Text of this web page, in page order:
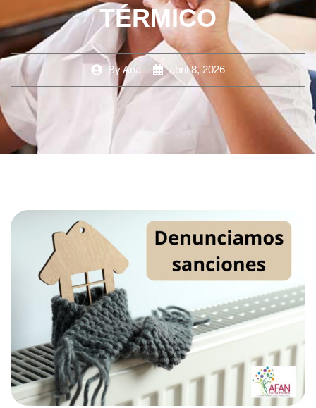
TÉRMICO
ByAna abril 8, 2026